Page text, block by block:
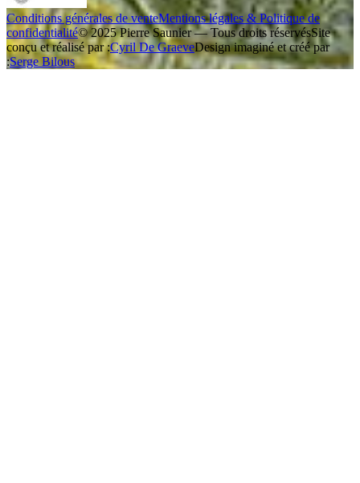
Conditions générales de venteMentions légales & Politique de
confidentialité© 2025 Pierre Saunier — Tous droits réservésSite
conçu et réalisé par :Cyril De GraeveDesign imaginé et créé par
:Serge Bilous